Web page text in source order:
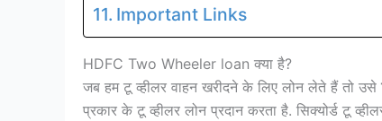
Important Links
HDFC Two Wheeler loan क्या है?
जब हम टू व्हीलर वाहन खरीदने के लिए लोन लेते हैं तो उसे
प्रकार के टू व्हीलर लोन प्रदान करता है. सिक्योर्ड टू